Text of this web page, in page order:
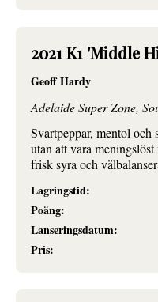
2021 K1 'Middle
Geoff Hardy
Adelaide Super Zone,
Svartpeppar, mentol
utan att vara
frisk syra och
Lagringstid:
Poäng:
Lanseringsdatum:
Pris: